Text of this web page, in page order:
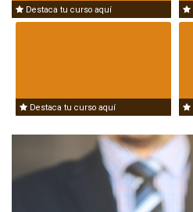
Destaca tu curso aquí
Destaca tu curso aquí